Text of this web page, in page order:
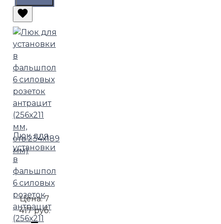
Люк для
установки
в
фальшпол
6 силовых
розеток
антрацит
(256х211
Цена:7
417 руб.